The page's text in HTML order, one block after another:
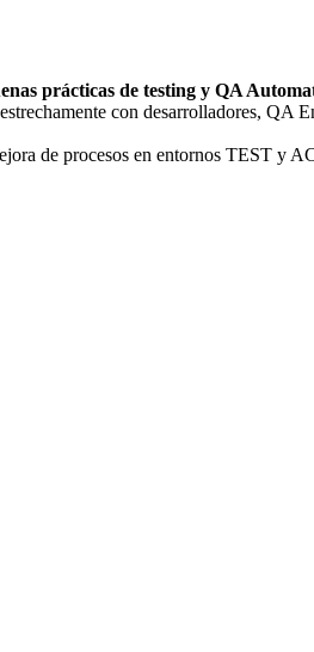
prácticas de testing y QA
con desarrolladores, QA
de procesos en entornos TEST y